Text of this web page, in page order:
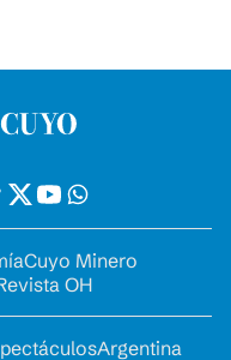
Cuyo Minero
OH
Argentina